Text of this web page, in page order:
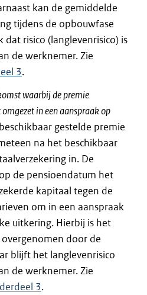
kan de gemiddelde
tijdens de opbouwfase
dat risico (langlevenrisico) is
de werknemer. Zie
3.
waarbij de premie
in een aanspraak op
gestelde premie
na het beschikbaar
in. De
de pensioendatum het
kapitaal tegen de
om in een aanspraak
uitkering. Hierbij is het
overgenomen door de
blijft het langlevenrisico
de werknemer. Zie
3.